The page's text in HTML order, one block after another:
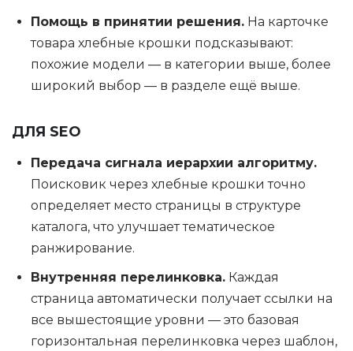
Помощь в принятии решения. На карточке
товара хлебные крошки подсказывают:
похожие модели — в категории выше, более
широкий выбор — в разделе ещё выше.
ДЛЯ SEO
Передача сигнала иерархии алгоритму.
Поисковик через хлебные крошки точно
определяет место страницы в структуре
каталога, что улучшает тематическое
ранжирование.
Внутренняя перелинковка. Каждая
страница автоматически получает ссылки на
все вышестоящие уровни — это базовая
горизонтальная перелинковка через шаблон,